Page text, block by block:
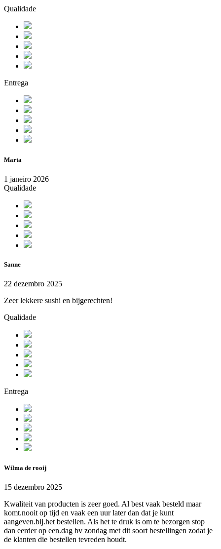
Qualidade
Entrega
Marta
1 janeiro 2026
Qualidade
Sanne
22 dezembro 2025
Zeer lekkere sushi en bijgerechten!
Qualidade
Entrega
Wilma de rooij
15 dezembro 2025
Kwaliteit van producten is zeer goed. Al best vaak besteld maar
komt.nooit op tijd en vaak een uur later dan dat je kunt
aangeven.bij.het bestellen. Als het te druk is om te bezorgen stop
dan eerder op een.dag bv zondag met dit soort bestellingen zodat je
de klanten die bestellen tevreden houdt.